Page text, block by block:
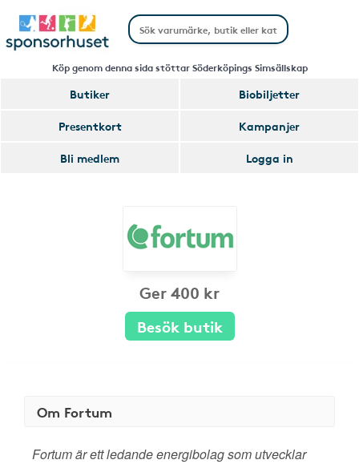
Köp genom denna sida stöttar Söderköpings Simsällskap
Butiker
Biobiljetter
Presentkort
Kampanjer
Bli medlem
Logga in
Ger 400 kr
Besök butik
Om Fortum
Fortum är ett ledande energibolag som utvecklar